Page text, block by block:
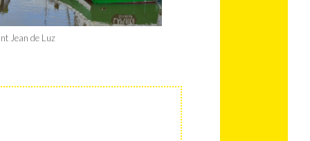
Jean de Luz